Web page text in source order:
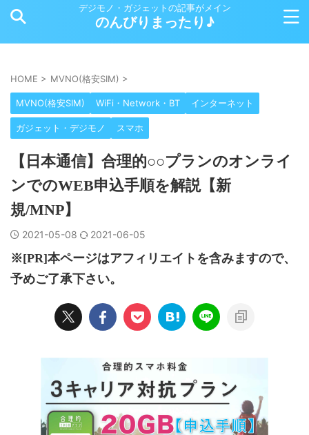
デジモノ・ガジェットの記事がメイン
のんびりまったり♪
HOME > MVNO(格安SIM) >
MVNO(格安SIM) WiFi・Network・BT インターネット
ガジェット・デジモノ スマホ
【日本通信】合理的○○プランのオンライ
ンでのWEB申込手順を解説【新
規/MNP】
2021-05-08 2021-06-05
※[PR]本ページはアフィリエイトを含みますので、
予めご了承下さい。